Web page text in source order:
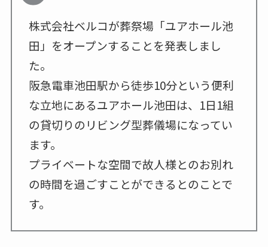
株式会社ベルコが葬祭場「ユアホール池
田」をオープンすることを発表しまし
た。
阪急電車池田駅から徒歩10分という便利
な立地にあるユアホール池田は、1日1組
の貸切りのリビング型葬儀場になってい
ます。
プライベートな空間で故人様とのお別れ
の時間を過ごすことができるとのことで
す。